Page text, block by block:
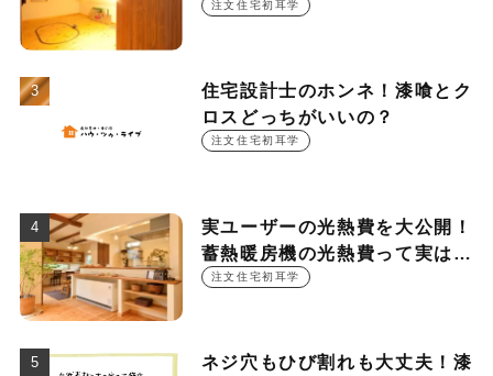
ル注文住宅初耳学
住宅設計士のホンネ！漆喰とク
ロスどっちがいいの？
注文住宅初耳学
実ユーザーの光熱費を大公開！
蓄熱暖房機の光熱費って実は
○○○円！？
注文住宅初耳学
ネジ穴もひび割れも大丈夫！漆